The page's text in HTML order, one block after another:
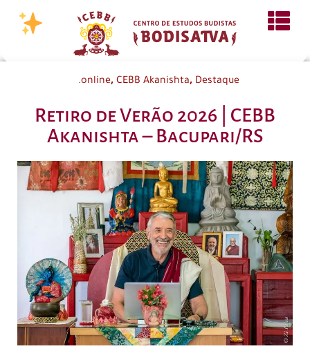
.online, CEBB Akanishta, Destaque
Retiro de Verão 2026 | CEBB
Akanishta – Bacupari/RS